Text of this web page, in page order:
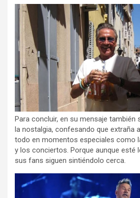
Para concluir, en su mensaje también
la nostalgia, confesando que extraña
todo en momentos especiales como
y los conciertos. Porque aunque esté
sus fans siguen sintiéndolo cerca.